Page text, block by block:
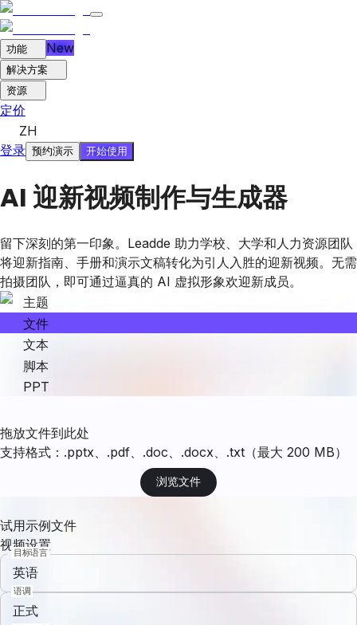
功能 New
解决方案
资源
定价
ZH
登录 预约演示 开始使用
AI 迎新视频制作与生成器
留下深刻的第一印象。Leadde 助力学校、大学和人力资源团队
将迎新指南、手册和演示文稿转化为引人入胜的迎新视频。无需
拍摄团队，即可通过逼真的 AI 虚拟形象欢迎新成员。
主题
文件
文本
脚本
PPT
拖放文件到此处
支持格式：.pptx、.pdf、.doc、.docx、.txt（最大 200 MB）
浏览文件
试用示例文件
视频设置
目标语言
英语
语调
正式